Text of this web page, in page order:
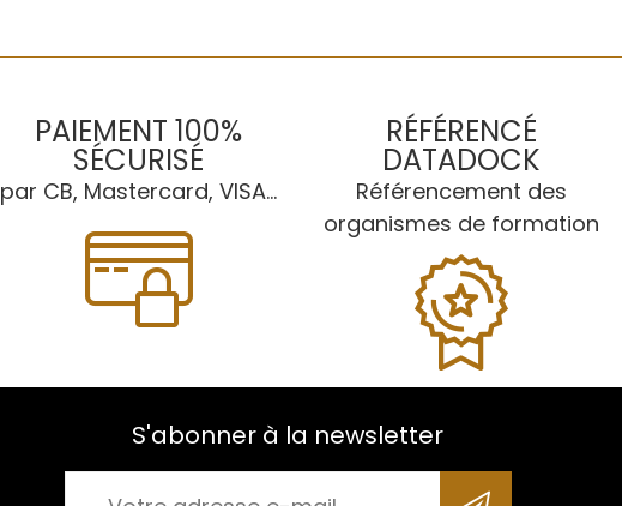
PAIEMENT 100%
SÉCURISÉ
par CB, Mastercard, VISA...
RÉFÉRENCÉ
DATADOCK
Référencement des
organismes de formation
S'abonner à la newsletter